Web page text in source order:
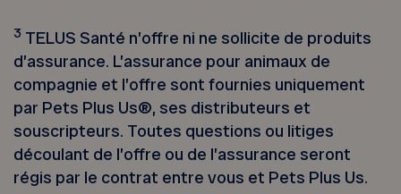
3 TELUS Santé n’offre ni ne sollicite de produits
d’assurance. L’assurance pour animaux de
compagnie et l’offre sont fournies uniquement
par Pets Plus Us®, ses distributeurs et
souscripteurs. Toutes questions ou litiges
découlant de l’offre ou de l’assurance seront
régis par le contrat entre vous et Pets Plus Us.